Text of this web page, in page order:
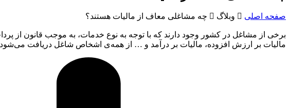
صفحه اصلی  وبلاگ  چه مشاغلی معاف از مالیات هستند؟
برخی از مشاغل در کشور وجود دارند که با توجه به نوع خدمات، به موجب قانون از
مالیات بر ارزش افزوده، مالیات بر درآمد و … از همه‌ی اشخاص شاغل دریافت